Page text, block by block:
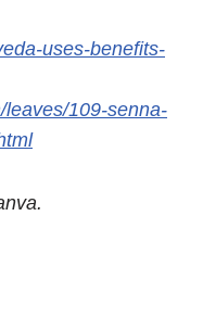
uses-benefits-
109-senna-